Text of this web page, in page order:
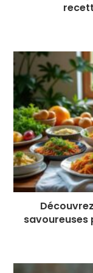
savoureuses